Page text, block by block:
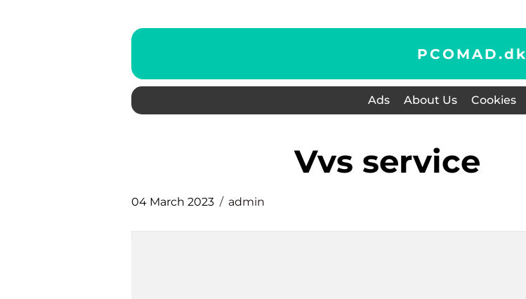
PCOMAD.dk
Ads About Us Cookies
vvs service
04 March 2023 admin